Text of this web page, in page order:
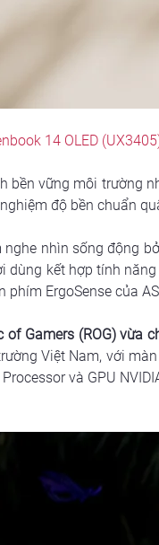
14 OLED
bền vững môi trường
độ bền chuẩn
nhìn sống động
dùng kết hợp tính
phím ErgoSense của
of Gamers (ROG) vừa
Việt Nam, với
Processor và GPU